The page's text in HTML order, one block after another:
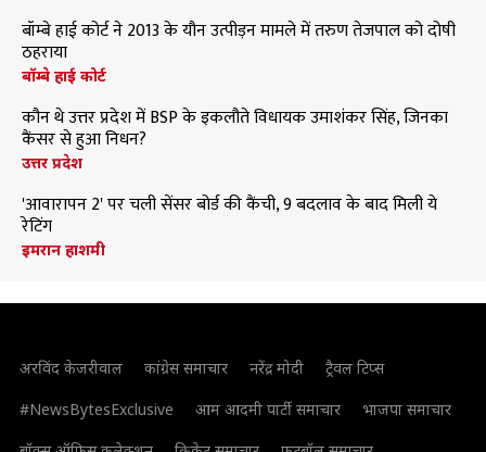
बॉम्बे हाई कोर्ट ने 2013 के यौन उत्पीड़न मामले में तरुण तेजपाल को दोषी
ठहराया
बॉम्बे हाई कोर्ट
कौन थे उत्तर प्रदेश में BSP के इकलौते विधायक उमाशंकर सिंह, जिनका
कैंसर से हुआ निधन?
उत्तर प्रदेश
'आवारापन 2' पर चली सेंसर बोर्ड की कैंची, 9 बदलाव के बाद मिली ये
रेटिंग
इमरान हाशमी
अरविंद केजरीवाल कांग्रेस समाचार नरेंद्र मोदी
ट्रैवल टिप्स
#NewsBytesExclusive
आम आदमी पार्टी समाचार
भाजपा समाचार